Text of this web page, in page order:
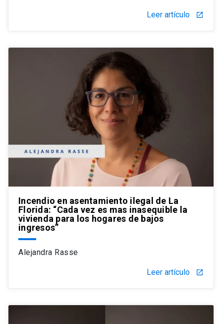
Leer artículo launch
Incendio en asentamiento ilegal de La
Florida: “Cada vez es mas inasequible la
vivienda para los hogares de bajos
ingresos”
Alejandra Rasse
Leer artículo launch